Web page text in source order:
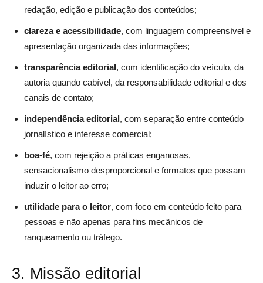
redação, edição e publicação dos conteúdos;
clareza e acessibilidade, com linguagem compreensível e
apresentação organizada das informações;
transparência editorial, com identificação do veículo, da
autoria quando cabível, da responsabilidade editorial e dos
canais de contato;
independência editorial, com separação entre conteúdo
jornalístico e interesse comercial;
boa-fé, com rejeição a práticas enganosas,
sensacionalismo desproporcional e formatos que possam
induzir o leitor ao erro;
utilidade para o leitor, com foco em conteúdo feito para
pessoas e não apenas para fins mecânicos de
ranqueamento ou tráfego.
3. Missão editorial